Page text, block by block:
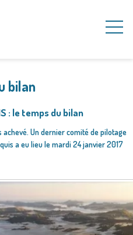
bilan
: le temps du bilan
Un dernier comité de pilotage
a eu lieu le mardi 24 janvier 2017